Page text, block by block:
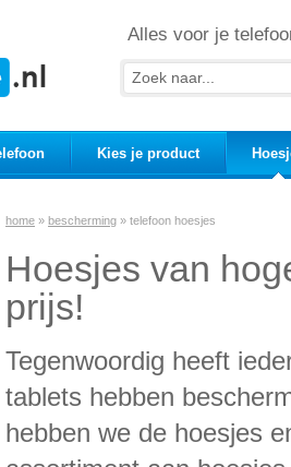
Alles voor je
Kies je product
home » bescherming » telefoon hoesjes
Hoesjes van
prijs!
Tegenwoordig heeft
tablets hebben
hebben we de hoesjes